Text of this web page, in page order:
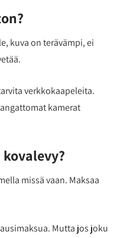
kuva on terävämpi, ei
verkkokaapeleita.
kamerat
missä vaan. Maksaa
Mutta jos joku